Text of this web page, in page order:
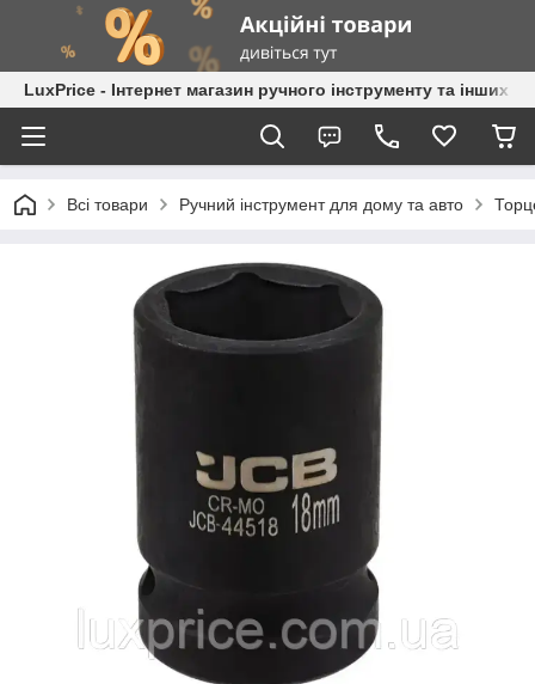
LuxPrice - Інтернет магазин ручного інструменту та інших
Всі товари Ручний інструмент для дому та авто